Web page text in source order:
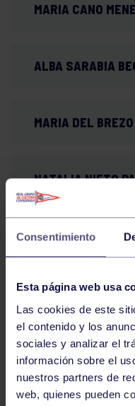
Consentimiento
Esta página web usa
Las cookies de este
el contenido y los
sociales y analizar el
información sobre el
nuestros partners de
web, quienes pueden
MARIA CANO
ALBA SARABIA
MARIA DEL
NATALIA NIETO
LAURA
LAURA MARTINEZ
ANGELA